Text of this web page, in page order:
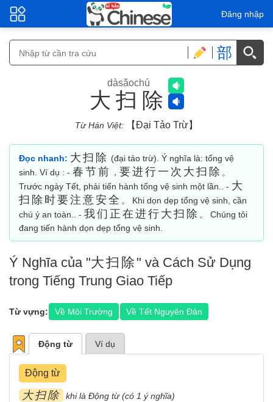
Đăng nhập
部
大扫除
dàsǎochú
Từ Hán Việt: 【đại Tảo Trừ】
Đọc nhanh: 大扫除 (đại tảo trừ). Ý nghĩa là: tổng vệ
sinh. Ví dụ : - 春节前 ， 要进行一次大扫除 。
Trước ngày Tết, phải tiến hành tổng vệ sinh một lần.. - 大
扫除时要注意安全 。 Khi dọn dẹp tổng vệ sinh, cần
chú ý an toàn.. - 我们正在进行大扫除 。 Chúng tôi
đang tiến hành dọn dẹp tổng vệ sinh.
Ý Nghĩa của "大扫除 " và Cách Sử Dụng
trong Tiếng Trung Giao Tiếp
Từ vựng: Về Môi Trường Về Tết Nguyên Đán
Động từ Ví dụ
Động từ
大扫除 khi là Động từ (có 1 ý nghĩa)